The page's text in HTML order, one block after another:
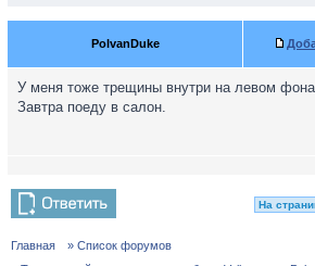
PolvanDuke
У меня тоже трещины внутри на левом
Завтра поеду в салон.
На
Главная
» Список форумов